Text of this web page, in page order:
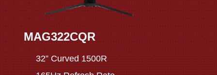
MAG322CQR
32” Curved 1500R